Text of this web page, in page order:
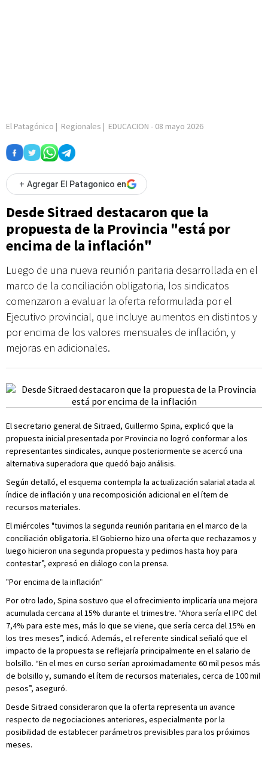
El Patagónico | Regionales | EDUCACION - 08 mayo 2026
+ Agregar El Patagonico en
Desde Sitraed destacaron que la
propuesta de la Provincia "está por
encima de la inflación"
Luego de una nueva reunión paritaria desarrollada en el
marco de la conciliación obligatoria, los sindicatos
comenzaron a evaluar la oferta reformulada por el
Ejecutivo provincial, que incluye aumentos en distintos y
por encima de los valores mensuales de inflación, y
mejoras en adicionales.
El secretario general de Sitraed, Guillermo Spina, explicó que la
propuesta inicial presentada por Provincia no logró conformar a los
representantes sindicales, aunque posteriormente se acercó una
alternativa superadora que quedó bajo análisis.
Según detalló, el esquema contempla la actualización salarial atada al
índice de inflación y una recomposición adicional en el ítem de
recursos materiales.
El miércoles "tuvimos la segunda reunión paritaria en el marco de la
conciliación obligatoria. El Gobierno hizo una oferta que rechazamos y
luego hicieron una segunda propuesta y pedimos hasta hoy para
contestar”, expresó en diálogo con la prensa.
"Por encima de la inflación"
Por otro lado, Spina sostuvo que el ofrecimiento implicaría una mejora
acumulada cercana al 15% durante el trimestre. “Ahora sería el IPC del
7,4% para este mes, más lo que se viene, que sería cerca del 15% en
los tres meses”, indicó. Además, el referente sindical señaló que el
impacto de la propuesta se reflejaría principalmente en el salario de
bolsillo. “En el mes en curso serían aproximadamente 60 mil pesos más
de bolsillo y, sumando el ítem de recursos materiales, cerca de 100 mil
pesos”, aseguró.
Desde Sitraed consideraron que la oferta representa un avance
respecto de negociaciones anteriores, especialmente por la
posibilidad de establecer parámetros previsibles para los próximos
meses.